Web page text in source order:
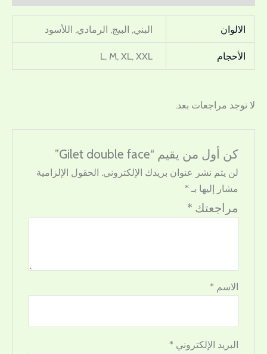
الالوان البني, البيج, الرمادي, اللأسود
الأحجام L, M, XL, XXL
لا توجد مراجعات بعد.
كن أول من يقيم “Gilet double face”
لن يتم نشر عنوان بريدك الإلكتروني. الحقول الإلزامية
مشار إليها بـ*
مراجعتك *
الاسم*
البريد الإلكتروني*